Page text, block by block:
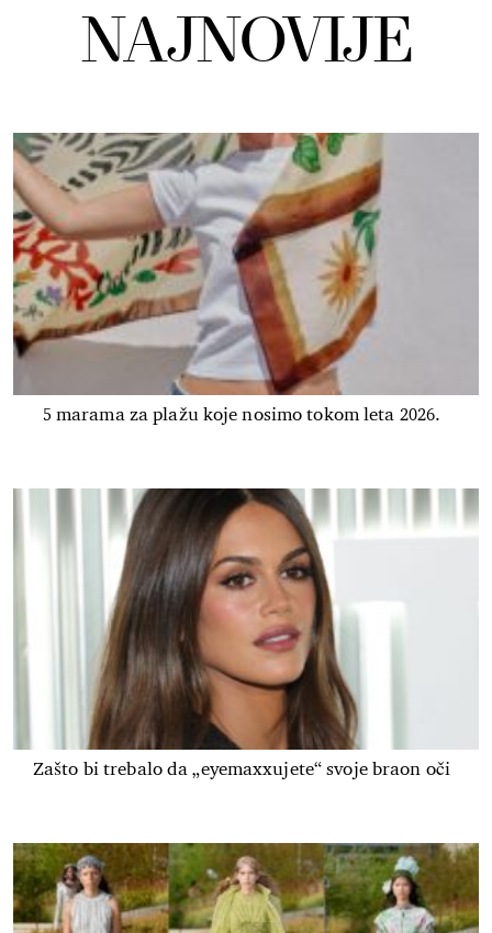
NAJNOVIJE
5 marama za plažu koje nosimo tokom leta 2026.
Zašto bi trebalo da „eyemaxxujete“ svoje braon oči